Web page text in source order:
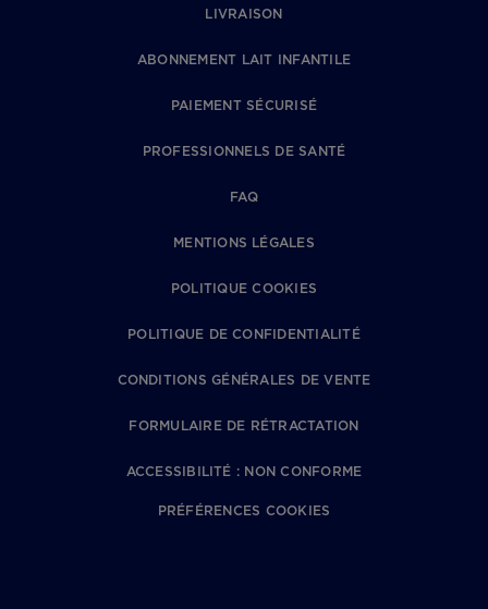
LIVRAISON
ABONNEMENT LAIT INFANTILE
PAIEMENT SÉCURISÉ
PROFESSIONNELS DE SANTÉ
FAQ
MENTIONS LÉGALES
POLITIQUE COOKIES
POLITIQUE DE CONFIDENTIALITÉ
CONDITIONS GÉNÉRALES DE VENTE
FORMULAIRE DE RÉTRACTATION
ACCESSIBILITÉ : NON CONFORME
PRÉFÉRENCES COOKIES